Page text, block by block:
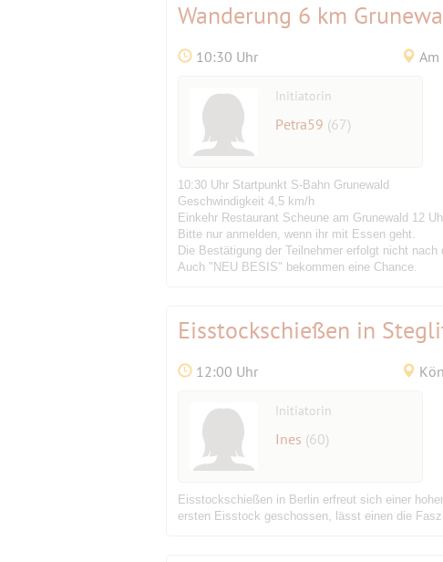
Wanderung 6 km
10:30 Uhr
Initiatorin
Petra59 (67)
10:30 Uhr Startpunkt S-Bahn Grunewald
Geschwindigkeit 4,5 km/h
Einkehr Restaurant Scheune am Grunewald 12
Bitte nur anmelden, wenn ihr mit Essen geht.
Die Bestätigung der Teilnehmer erfolgt nicht nach
Auch "NEU BESIS" bekommen eine Chance.
Eisstockschießen in
12:00 Uhr
Initiatorin
Ines (60)
Eisstockschießen in Berlin erfreut sich einer
ersten Eisstock geschossen, lässt einen die